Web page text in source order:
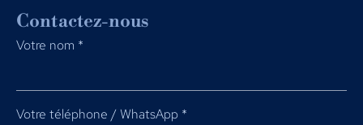
Contactez-nous
Votre nom *
Votre téléphone / WhatsApp *